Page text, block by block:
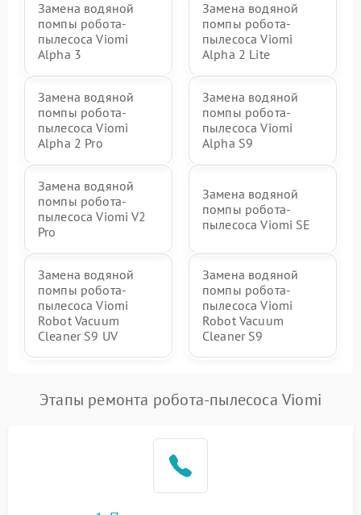
Замена водяной
помпы робота-
пылесоса Viomi
Alpha 3
Замена водяной
помпы робота-
пылесоса Viomi
Alpha 2 Lite
Замена водяной
помпы робота-
пылесоса Viomi
Alpha 2 Pro
Замена водяной
помпы робота-
пылесоса Viomi
Alpha S9
Замена водяной
помпы робота-
пылесоса Viomi V2
Pro
Замена водяной
помпы робота-
пылесоса Viomi SE
Замена водяной
помпы робота-
пылесоса Viomi
Robot Vacuum
Cleaner S9 UV
Замена водяной
помпы робота-
пылесоса Viomi
Robot Vacuum
Cleaner S9
Этапы ремонта робота-пылесоса Viomi